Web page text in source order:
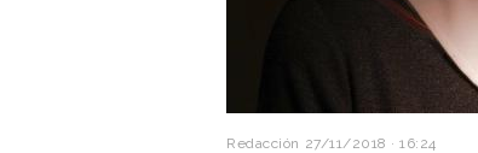
Redacción 27/11/2018 · 16:24